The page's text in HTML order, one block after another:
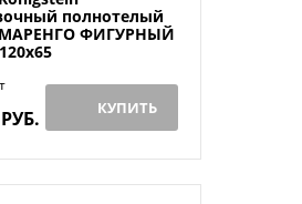
полнотелый
ФИГУРНЫЙ
КУПИТЬ